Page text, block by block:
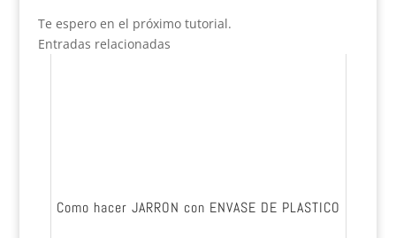
Te espero en el próximo tutorial.
Entradas relacionadas
Como hacer JARRON con ENVASE DE PLASTICO